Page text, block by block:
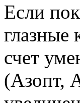
Если
глазные
счет
(Азопт,